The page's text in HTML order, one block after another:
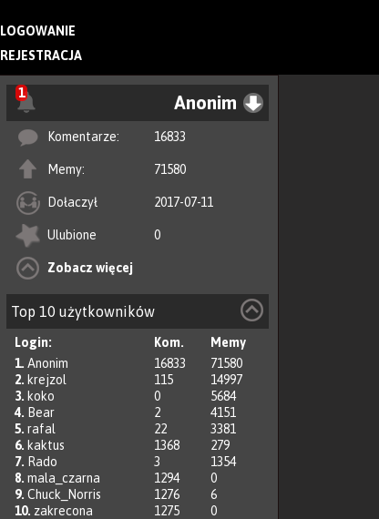
LOGOWANIE
REJESTRACJA
1 Anonim
Komentarze: 16833
Memy: 71580
Dołaczył 2017-07-11
Ulubione 0
Zobacz więcej
Top 10 użytkowników
Login: Kom.
Memy
1. Anonim 16833
71580
2. krejzol 115
14997
3. koko 0
5684
4. Bear 2
4151
5. rafal 22
3381
6. kaktus 1368
279
7. Rado 3
1354
8. mala_czarna 1294
0
9. Chuck_Norris 1276
6
10. zakrecona 1275
0